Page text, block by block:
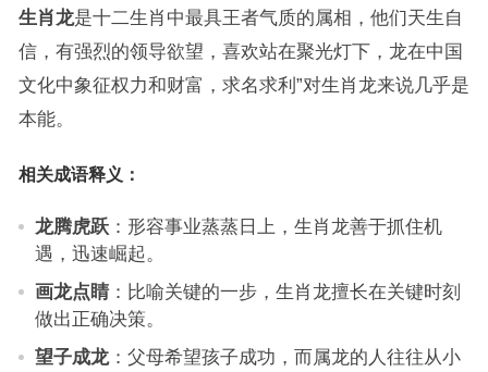
生肖龙是十二生肖中最具王者气质的属相，他们天生自
信，有强烈的领导欲望，喜欢站在聚光灯下，龙在中国
文化中象征权力和财富，求名求利”对生肖龙来说几乎是
本能。
相关成语释义：
龙腾虎跃：形容事业蒸蒸日上，生肖龙善于抓住机
遇，迅速崛起。
画龙点睛：比喻关键的一步，生肖龙擅长在关键时刻
做出正确决策。
望子成龙：父母希望孩子成功，而属龙的人往往从小